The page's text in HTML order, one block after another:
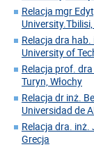
Relacja mgr
Relacja dra
University of
Relacja prof.
Turyn, Włochy
Relacja dr inż.
Universidad de
Relacja dra. inż.
Grecja